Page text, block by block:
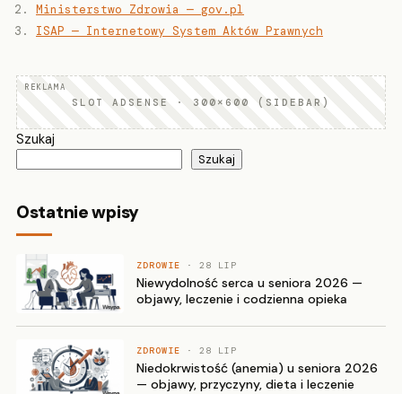
Ministerstwo Zdrowia — gov.pl
ISAP — Internetowy System Aktów Prawnych
SLOT ADSENSE · 300×600 (SIDEBAR)
Szukaj
Szukaj
Ostatnie wpisy
ZDROWIE · 28 LIP
Niewydolność serca u seniora 2026 —
objawy, leczenie i codzienna opieka
ZDROWIE · 28 LIP
Niedokrwistość (anemia) u seniora 2026
— objawy, przyczyny, dieta i leczenie